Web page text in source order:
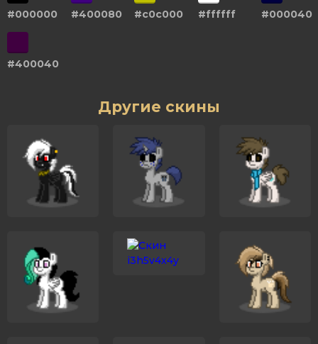
#000000 #400080 #c0c000 #ffffff #000040
#400040
Другие скины